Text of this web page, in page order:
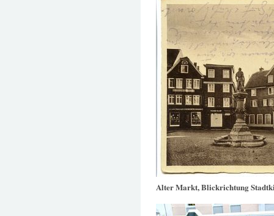
Alter Markt, Blickrichtung